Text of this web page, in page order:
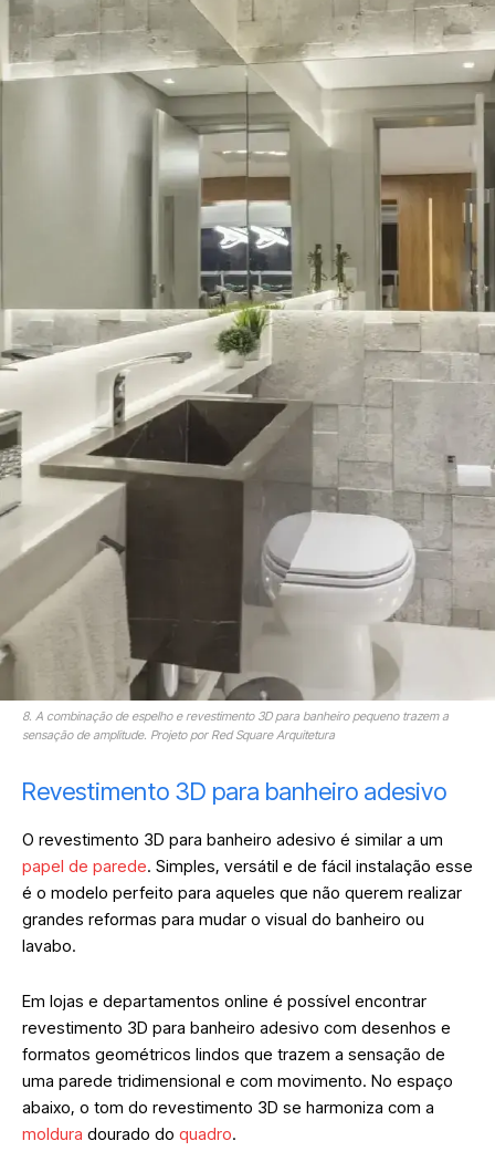
8. A combinação de espelho e revestimento 3D para banheiro pequeno trazem a
sensação de amplitude. Projeto por Red Square Arquitetura
Revestimento 3D para banheiro adesivo
O revestimento 3D para banheiro adesivo é similar a um
papel de parede. Simples, versátil e de fácil instalação esse
é o modelo perfeito para aqueles que não querem realizar
grandes reformas para mudar o visual do banheiro ou
lavabo.
Em lojas e departamentos online é possível encontrar
revestimento 3D para banheiro adesivo com desenhos e
formatos geométricos lindos que trazem a sensação de
uma parede tridimensional e com movimento. No espaço
abaixo, o tom do revestimento 3D se harmoniza com a
moldura dourado do quadro.